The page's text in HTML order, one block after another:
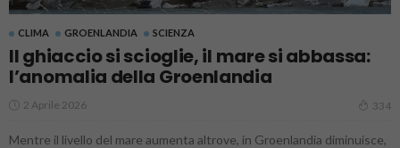
CLIMA GROENLANDIA SCIENZA
Il ghiaccio si scioglie, il mare si abbassa:
l’anomalia della Groenlandia
2 Aprile 2026 334
Mentre il livello del mare aumenta altrove, in Groenlandia diminuisce,